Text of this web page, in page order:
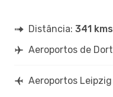
Distância: 341 kms
Aeroportos de
Aeroportos Leipzig